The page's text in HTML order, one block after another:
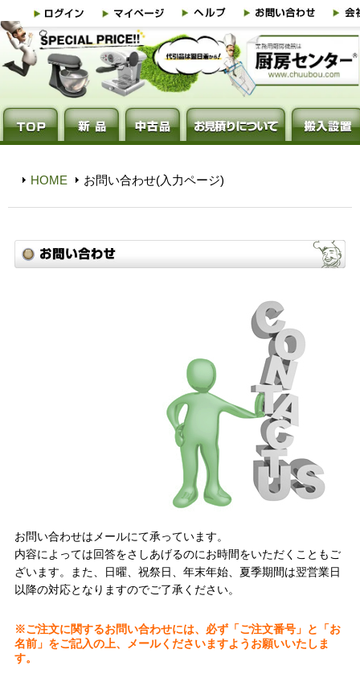
HOME お問い合わせ(入力ページ)
お問い合わせはメールにて承っています。
内容によっては回答をさしあげるのにお時間をいただくこともご
ざいます。また、日曜、祝祭日、年末年始、夏季期間は翌営業日
以降の対応となりますのでご了承ください。
※ご注文に関するお問い合わせには、必ず「ご注文番号」と「お
名前」をご記入の上、メールくださいますようお願いいたしま
す。